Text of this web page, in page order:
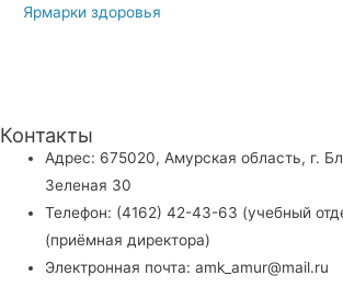
Ярмарки здоровья
Контакты
Адрес: 675020, Амурская область, г.
Зеленая 30
Телефон: (4162) 42-43-63 (учебный
(приёмная директора)
Электронная почта: amk_amur@mail.ru